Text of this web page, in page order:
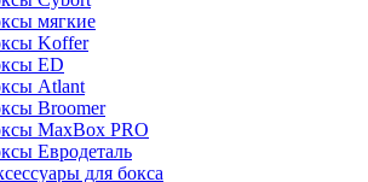
мягкие
Koffer
ED
Atlant
Broomer
MaxBox PRO
Евродеталь
для бокса